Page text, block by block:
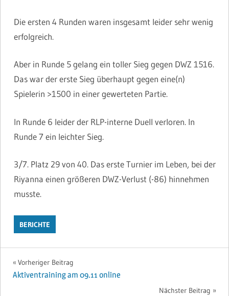
Die ersten 4 Runden waren insgesamt leider sehr wenig
erfolgreich.
Aber in Runde 5 gelang ein toller Sieg gegen DWZ 1516.
Das war der erste Sieg überhaupt gegen eine(n)
Spielerin >1500 in einer gewerteten Partie.
In Runde 6 leider der RLP-interne Duell verloren. In
Runde 7 ein leichter Sieg.
3/7. Platz 29 von 40. Das erste Turnier im Leben, bei der
Riyanna einen größeren DWZ-Verlust (-86) hinnehmen
musste.
BERICHTE
Beitragsnavigation
Vorheriger Beitrag
Aktiventraining am 09.11 online
Nächster Beitrag